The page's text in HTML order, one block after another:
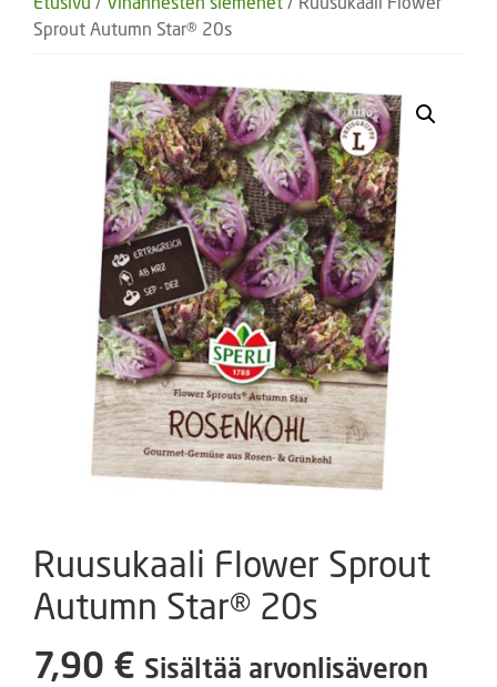
Sprout Autumn Star® 20s
Ruusukaali Flower Sprout
Autumn Star® 20s
7,90 € Sisältää arvonlisäveron